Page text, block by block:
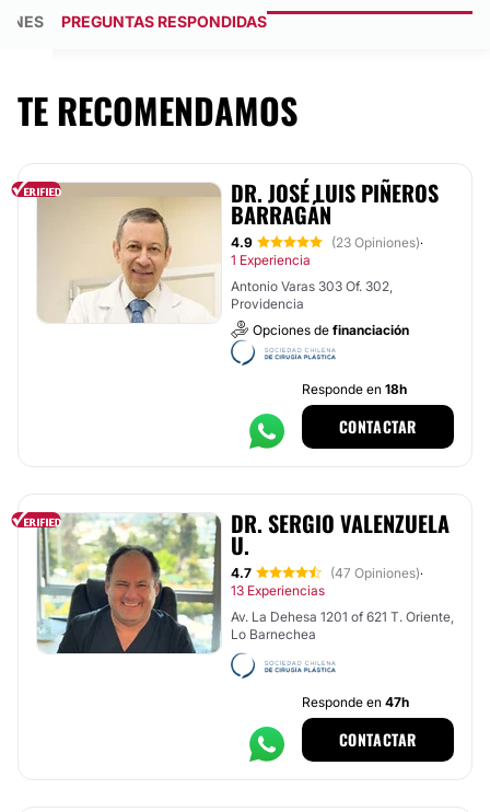
PREGUNTAS RESPONDIDAS
TE RECOMENDAMOS
DR. JOSÉ LUIS PIÑEROS
BARRAGÁN
4.9 (23 Opiniones)·
1 Experiencia
Antonio Varas 303 Of. 302,
Providencia
Opciones de financiación
Responde en 18h
CONTACTAR
DR. SERGIO VALENZUELA
U.
4.7 (47 Opiniones)·
13 Experiencias
Av. La Dehesa 1201 of 621 T. Oriente,
Lo Barnechea
Responde en 47h
CONTACTAR